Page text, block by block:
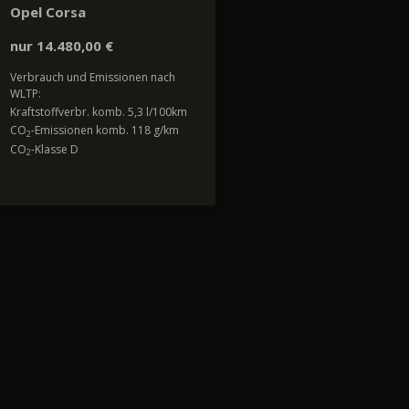
Opel Corsa
nur 14.480,00 €
Verbrauch und Emissionen nach
WLTP:
Kraftstoffverbr. komb. 5,3 l/100km
CO2-Emissionen komb. 118 g/km
CO2-Klasse D